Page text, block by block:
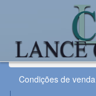
Leilão:25102016VE
Condições de venda